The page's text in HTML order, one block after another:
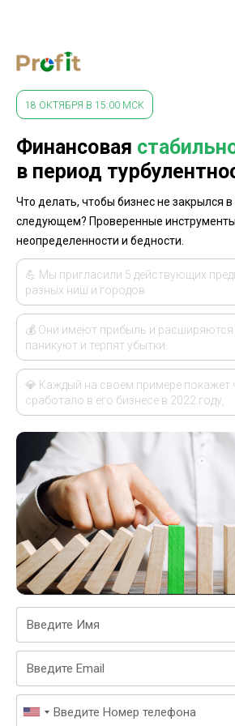
18 ОКТЯБРЯ В 15:00 МСК
Финансовая
в период
Что делать, чтобы бизнес не закрылся
следующем? Проверенные инструменты
неопределенности и бедности.
💪 Мы пригласили 5 действующих
разных ниш и городов
💰 Они имеют прибыль и расширяются
паникуют и терпят убытки.
💎 Каждый на своём примере покажет
сработало в его бизнесе в 2022 году,